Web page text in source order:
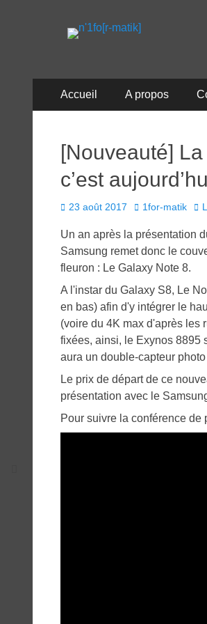
n'1fo[r-
Pour les nymphos d'infos en
Menu
principal
Accueil A propos
[Nouveauté]
c’est
Posted
23 août 2017 Author
1for-matik
Un an après la présentation
Samsung remet donc le
fleuron : Le Galaxy Note 8.
A l'instar du Galaxy S8, Le
en bas) afin d'y intégrer le
(voire du 4K max d'après les
fixées, ainsi, le Exynos 8895
aura un double-capteur
Le prix de départ de ce
présentation avec le
Pour suivre la conférence